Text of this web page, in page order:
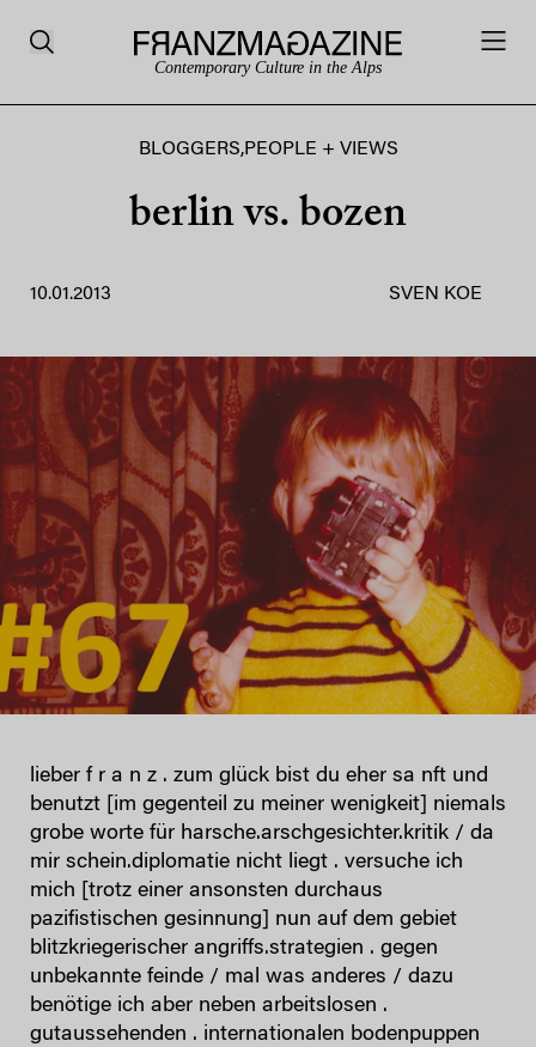
Contemporary Culture in the Alps
BLOGGERS,PEOPLE + VIEWS
berlin vs. bozen
10.01.2013 SVEN KOE
lieber f r a n z . zum glück bist du eher sa nft und
benutzt [im gegenteil zu meiner wenigkeit] niemals
grobe worte für harsche.arschgesichter.kritik / da
mir schein.diplomatie nicht liegt . versuche ich
mich [trotz einer ansonsten durchaus
pazifistischen gesinnung] nun auf dem gebiet
blitzkriegerischer angriffs.strategien . gegen
unbekannte feinde / mal was anderes / dazu
benötige ich aber neben arbeitslosen .
gutaussehenden . internationalen bodenpuppen